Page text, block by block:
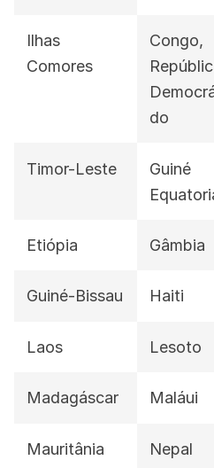
Ilhas
Comores
Congo,
do
Timor-Leste
Guiné
Etiópia Gâmbia
Guiné-Bissau Haiti
Laos Lesoto
Madagáscar Maláui
Mauritânia Nepal